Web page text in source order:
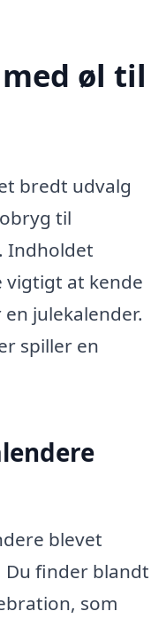
øl til
bredt udvalg
til
Indholdet
at kende
julekalender.
spiller en
blevet
finder blandt
som